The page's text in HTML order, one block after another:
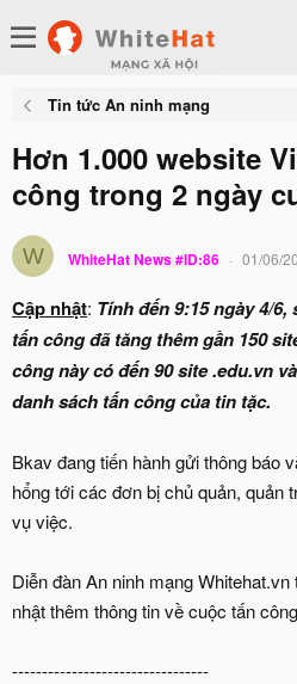
Tin tức An ninh mạng
Hơn 1.000 website
công trong 2 ngày
W WhiteHat News #ID:86 01/06/
Cập nhật: Tính đến 9:15 ngày 4/
tấn công đã tăng thêm gần 150
công này có đến 90 site .edu.vn
danh sách tấn công của tin tặc.
Bkav đang tiến hành gửi thông báo
hổng tới các đơn bị chủ quản, quản
vụ việc.
Diễn đàn An ninh mạng
nhật thêm thông tin về cuộc tấn
---------------------------------